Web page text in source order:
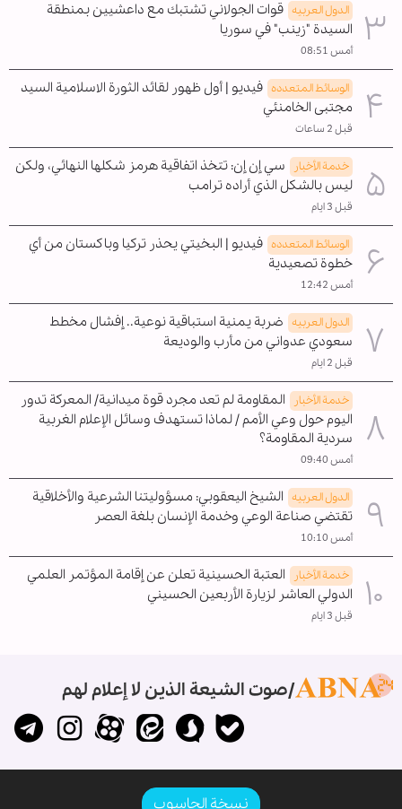
الدول العربیه قوات الجولاني تشتبك مع داعشيين بمنطقة
السيدة "زينب" في سوريا
أمس 08:51
الوسائط المتعدده فيديو | أول ظهور لقائد الثورة الاسلامية السيد
مجتبى الخامنئي
قبل 2 ساعات
خدمة الأخبار
سي إن إن: تتخذ اتفاقية هرمز شكلها النهائي، ولكن
ليس بالشكل الذي أراده ترامب
قبل 3 ايام
الوسائط المتعدده فيديو | البخيتي يحذر تركيا وباكستان من أي
خطوة تصعيدية
أمس 12:42
الدول العربیه ضربة يمنية استباقية نوعية.. إفشال مخطط
سعودي عدواني من مأرب والوديعة
قبل 2 ايام
خدمة الأخبار
المقاومة لم تعد مجرد قوة ميدانية/ المعركة تدور
اليوم حول وعي الأمم / لماذا تستهدف وسائل الإعلام الغربية
سردية المقاومة؟
أمس 09:40
الدول العربیه الشيخ اليعقوبي: مسؤوليتنا الشرعية والأخلاقية
تقتضي صناعة الوعي وخدمة الإنسان بلغة العصر
أمس 10:10
خدمة الأخبار
العتبة الحسينية تعلن عن إقامة المؤتمر العلمي
الدولي العاشر لزيارة الأربعين الحسيني
قبل 3 ايام
صوت الشيعة الذين لا إعلام لهم
نسخة الحاسوب